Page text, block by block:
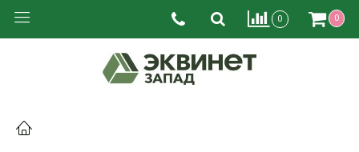
0 0